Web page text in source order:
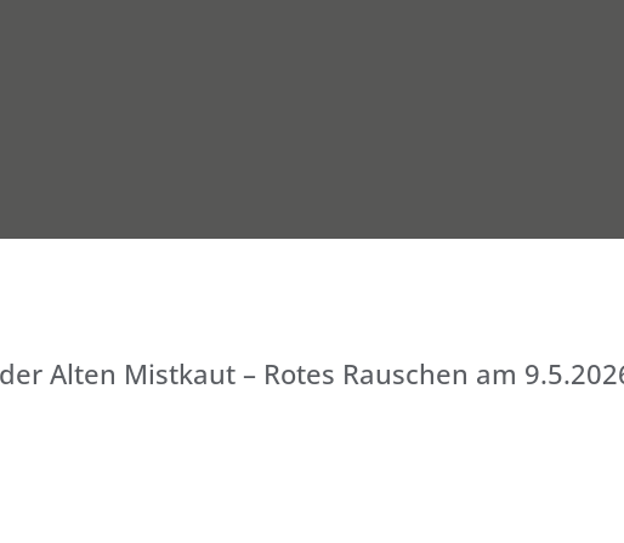
Alten Mistkaut – Rotes Rauschen am